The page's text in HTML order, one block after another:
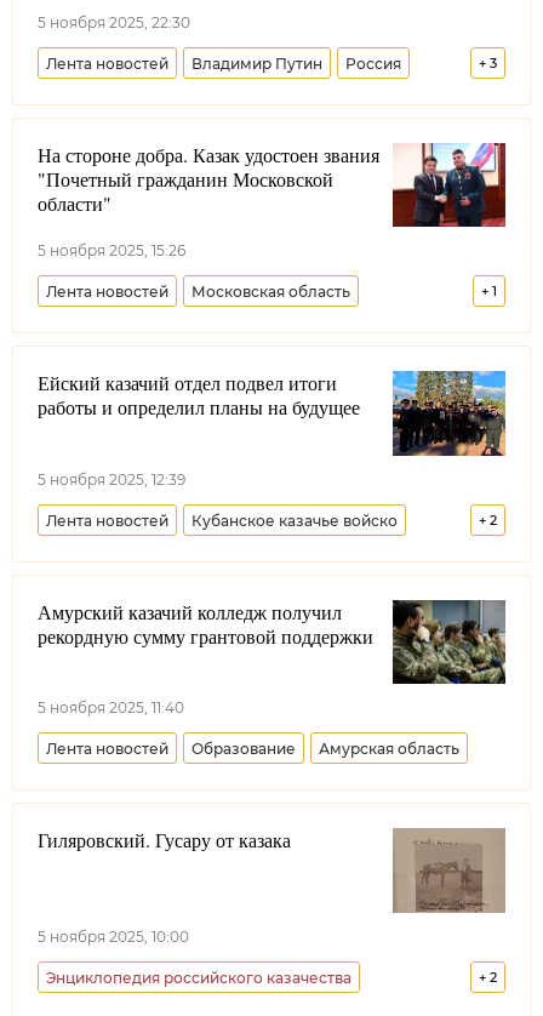
5 ноября 2025, 22:30
+ 3
Лента новостей Владимир Путин Россия
Татьяна Голикова
Всероссийское казачье общество
Виталий Кузнецов
На стороне добра. Казак удостоен звания
"Почетный гражданин Московской
области"
5 ноября 2025, 15:26
+ 1
Лента новостей Московская область
Центральное казачье войско
Ейский казачий отдел подвел итоги
работы и определил планы на будущее
5 ноября 2025, 12:39
+ 2
Лента новостей Кубанское казачье войско
Краснодарский край Образование
Амурский казачий колледж получил
рекордную сумму грантовой поддержки
5 ноября 2025, 11:40
Лента новостей Образование Амурская область
Гиляровский. Гусару от казака
5 ноября 2025, 10:00
+ 2
Энциклопедия российского казачества